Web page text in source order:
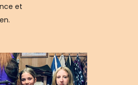
et